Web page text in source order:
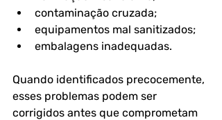
contaminação cruzada;
equipamentos mal sanitizados;
embalagens inadequadas.
Quando identificados precocemente,
esses problemas podem ser
corrigidos antes que comprometam